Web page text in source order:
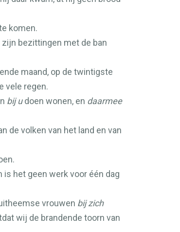
komen.
zijn bezittingen met de ban
maand, op de twintigste
vele regen.
bij udoen wonen, en daarmee
de volken van het land en van
is het geen werk voor één dag
vrouwen bij zich
wij de brandende toorn van